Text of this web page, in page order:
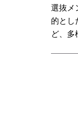
選抜メ
的とし
ど、多